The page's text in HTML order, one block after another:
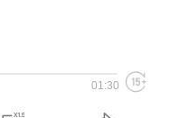
01:30